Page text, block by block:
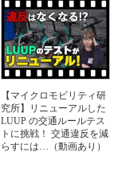
【マイクロモビリティ研
究所】リニューアルした
LUUP の交通ルールテス
トに挑戦！ 交通違反を減
らすには…（動画あり）